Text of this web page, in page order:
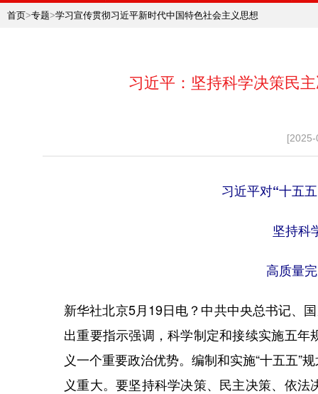
首页>专题>学习宣传贯彻习近平新时代中国特色社会主义思想
习近平：坚持科学决策民
习近平对“十五
坚持科
高质量
新华社北京5月19日电？中共中央总书记、
出重要指示强调，科学制定和接续实施五
义一个重要政治优势。编制和实施“十五五”
义重大。要坚持科学决策、民主决策、依